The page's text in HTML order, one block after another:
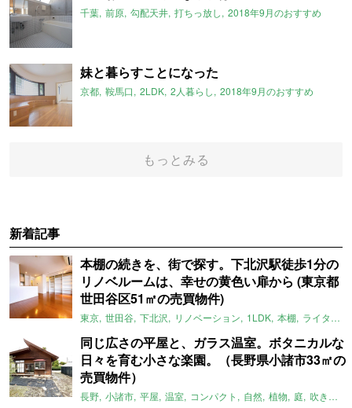
千葉 前原 勾配天井 打ちっ放し 2018年9月のおすすめ
妹と暮らすことになった
京都 鞍馬口 2LDK 2人暮らし 2018年9月のおすすめ
もっとみる
新着記事
本棚の続きを、街で探す。下北沢駅徒歩1分の
リノベルームは、幸せの黄色い扉から (東京都
世田谷区51㎡の売買物件)
東京 世田谷 下北沢 リノベーション 1LDK 本棚 ライター：ほしりょうこ
同じ広さの平屋と、ガラス温室。ボタニカルな
日々を育む小さな楽園。（長野県小諸市33㎡の
売買物件）
長野 小諸市 平屋 温室 コンパクト 自然 植物 庭 吹き抜け